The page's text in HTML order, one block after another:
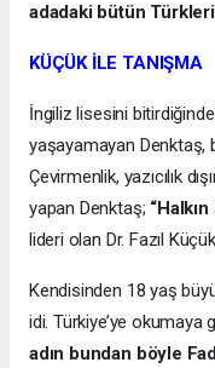
adadaki bütün
KÜÇÜK İLE TANIŞMA
İngiliz lisesini
yaşayamayan Denktaş,
Çevirmenlik, yazıcılık
yapan Denktaş;
lideri olan Dr. Fazıl
Kendisinden 18 yaş
idi. Türkiye’ye
adın bundan böyle